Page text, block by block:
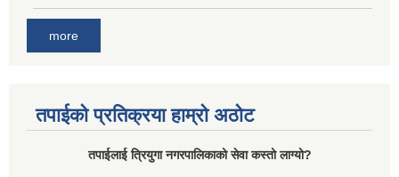
more
तपाईको प्रतिक्रया हाम्रो अठोट
तपाईलाई त्रियुगा नगरपालिकाको सेवा कस्तो लाग्यो?